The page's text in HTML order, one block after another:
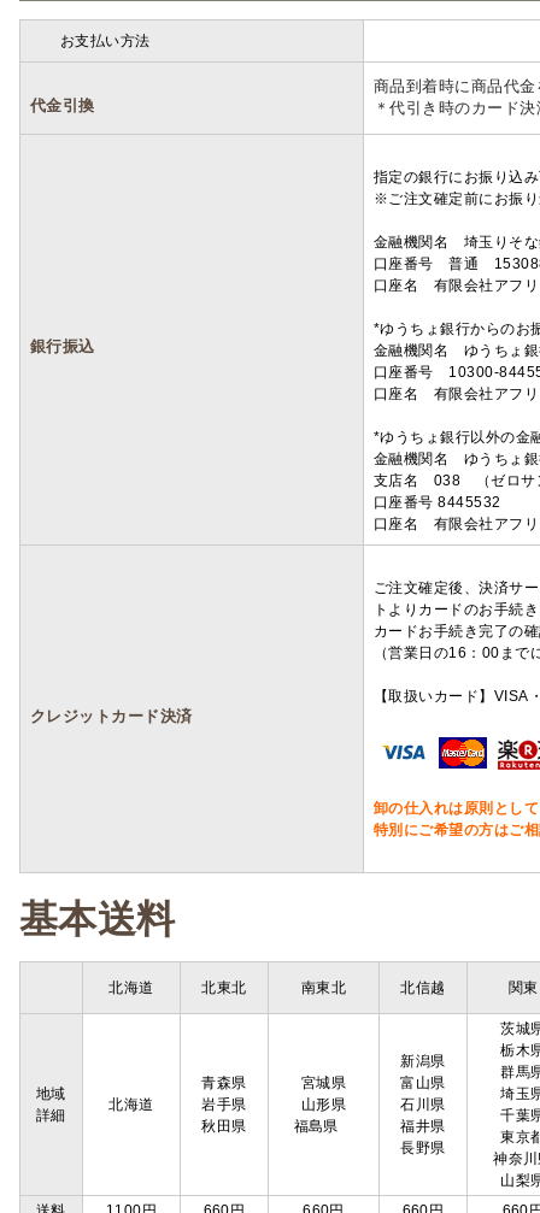
お支払い方法
代金引換
商品到着時に商品代
＊代引き時のカード
銀行振込
指定の銀行にお振り込
※ご注文確定前にお振
金融機関名 埼玉りそ
口座番号 普通
口座名 有限会社アフ
*ゆうちょ銀行からのお
金融機関名 ゆうちょ
口座番号 10300-
口座名 有限会社アフ
*ゆうちょ銀行以外の金
金融機関名 ゆうちょ
支店名 038 （ゼロサ
口座番号 8445532
口座名 有限会社アフ
クレジットカード決済
ご注文確定後、決済サ
トよりカードのお手続
カードお手続き完了の
（営業日の16：00ま
【取扱いカード】
卸の仕入れは原則とし
特別にご希望の方はご
基本送料
北海道 北東北 南東北 北信越 関東
地域
詳細
北海道
青森県
岩手県
秋田県
宮城県
山形県
福島県
新潟県
富山県
石川県
福井県
長野県
茨城
栃木
群馬
埼玉
千葉
東京
神奈
山梨